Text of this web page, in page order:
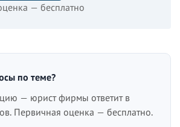
— бесплатно
по теме?
— юрист фирмы ответит в
Первичная оценка — бесплатно.